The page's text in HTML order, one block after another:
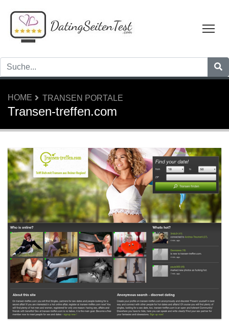
HOME TRANSEN PORTALE
Transen-treffen.com